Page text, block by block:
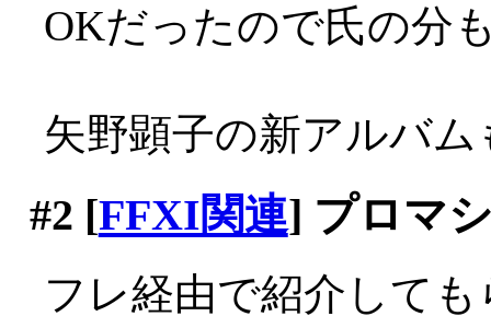
OKだったので氏の分
矢野顕子の新アルバ
#2 [FFXI関連] プロマ
フレ経由で紹介して